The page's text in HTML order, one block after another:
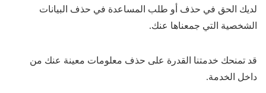
لديك الحق في حذف أو طلب المساعدة في حذف البيانات
الشخصية التي جمعناها عنك.
قد تمنحك خدمتنا القدرة على حذف معلومات معينة عنك من
داخل الخدمة.